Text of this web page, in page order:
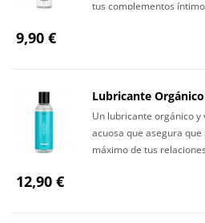
tus complementos
9,90 €
Lubricante
Un lubricante orgánico y
acuosa que asegura
máximo de tus
12,90 €